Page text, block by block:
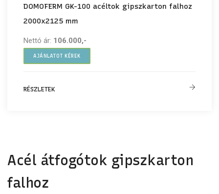
DOMOFERM GK-100 acéltok gipszkarton falhoz
2000x2125 mm
Nettó ár: 106.000,-
AJÁNLATOT KÉREK
RÉSZLETEK
Acél átfogótok gipszkarton
falhoz